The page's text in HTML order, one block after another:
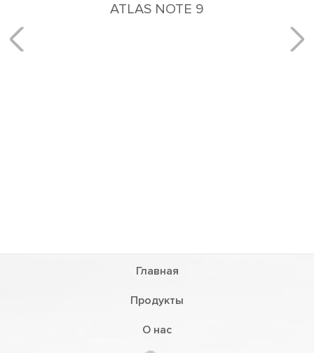
ATLAS NOTE 9
Главная
Продукты
О нас